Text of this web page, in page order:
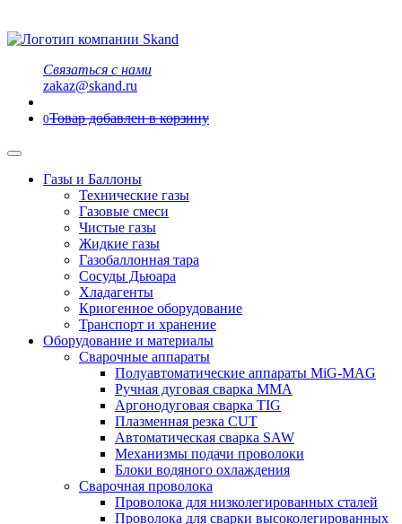
Связаться с нами
zakaz@skand.ru
0Товар добавлен в корзину
Газы и Баллоны
Технические газы
Газовые смеси
Чистые газы
Жидкие газы
Газобаллонная тара
Сосуды Дьюара
Хладагенты
Криогенное оборудование
Транспорт и хранение
Оборудование и материалы
Сварочные аппараты
Полуавтоматические аппараты MiG-MAG
Ручная дуговая сварка MMA
Аргонодуговая сварка TIG
Плазменная резка CUT
Автоматическая сварка SAW
Механизмы подачи проволоки
Блоки водяного охлаждения
Сварочная проволока
Проволока для низколегированных сталей
Проволока для сварки высоколегированных